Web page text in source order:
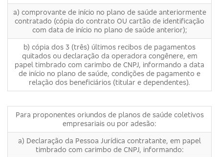
a) comprovante de início no plano de saúde anteriormente
contratado (cópia do contrato OU cartão de identificação
com data de início no plano de saúde anterior);
b) cópia dos 3 (três) últimos recibos de pagamentos
quitados ou declaração da operadora congênere, em
papel timbrado com carimbo de CNPJ, informando a data
de início no plano de saúde, condições de pagamento e
relação dos beneficiários (titular e dependentes).
Para proponentes oriundos de planos de saúde coletivos
empresariais ou por adesão:
a) Declaração da Pessoa Jurídica contratante, em papel
timbrado com carimbo de CNPJ, informando: